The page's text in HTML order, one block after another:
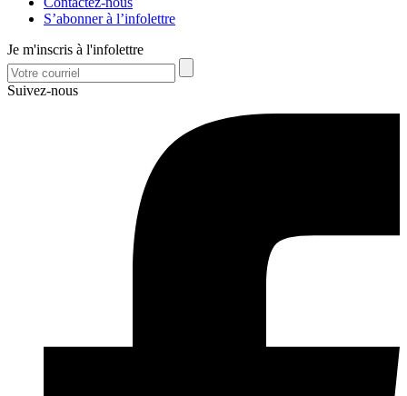
S’abonner à l’infolettre
Je m'inscris à l'infolettre
Suivez-nous